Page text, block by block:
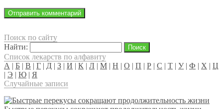
Поиск по сайту
Найти:
Список лекарств по алфавиту
А | Б | В | Г | Д | З | И | К | Л | М | Н | О | П | Р | С | Т | У| Ф | Х | Ц
| Э | Ю | Я
Случайные записи